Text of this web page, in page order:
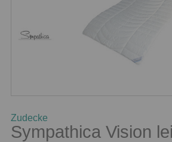
Zudecke
Sympathica Vision